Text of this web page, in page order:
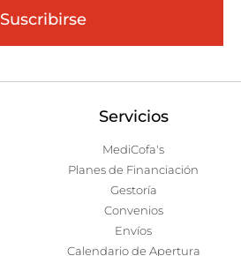
Suscribirse
Servicios
MediCofa's
Planes de Financiación
Gestoría
Convenios
Envíos
Calendario de Apertura